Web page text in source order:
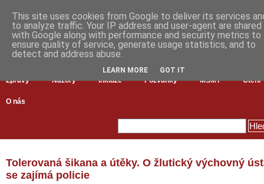
Zprávy Názory Inkluze Pozvánky MŠMT Čtení
O nás
Tolerovaná šikana a útěky. O žlutický výchovný
se zajímá policie
This site uses cookies from Google to deliver its services
to analyze traffic. Your IP address and user-agent are shared
with Google along with performance and security metrics to
ensure quality of service, generate usage statistics, and to
detect and address abuse.
LEARN MORE GOT IT